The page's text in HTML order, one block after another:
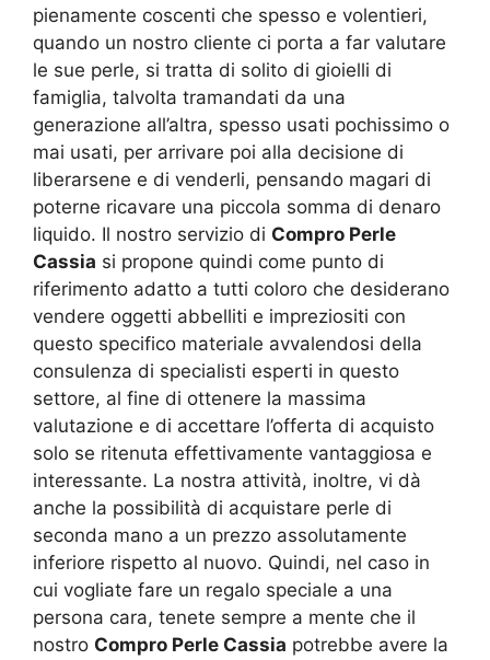
pienamente coscenti che spesso e volentieri,
quando un nostro cliente ci porta a far valutare
le sue perle, si tratta di solito di gioielli di
famiglia, talvolta tramandati da una
generazione all’altra, spesso usati pochissimo o
mai usati, per arrivare poi alla decisione di
liberarsene e di venderli, pensando magari di
poterne ricavare una piccola somma di denaro
liquido. Il nostro servizio di Compro Perle
Cassia si propone quindi come punto di
riferimento adatto a tutti coloro che desiderano
vendere oggetti abbelliti e impreziositi con
questo specifico materiale avvalendosi della
consulenza di specialisti esperti in questo
settore, al fine di ottenere la massima
valutazione e di accettare l’offerta di acquisto
solo se ritenuta effettivamente vantaggiosa e
interessante. La nostra attività, inoltre, vi dà
anche la possibilità di acquistare perle di
seconda mano a un prezzo assolutamente
inferiore rispetto al nuovo. Quindi, nel caso in
cui vogliate fare un regalo speciale a una
persona cara, tenete sempre a mente che il
nostro Compro Perle Cassia potrebbe avere la